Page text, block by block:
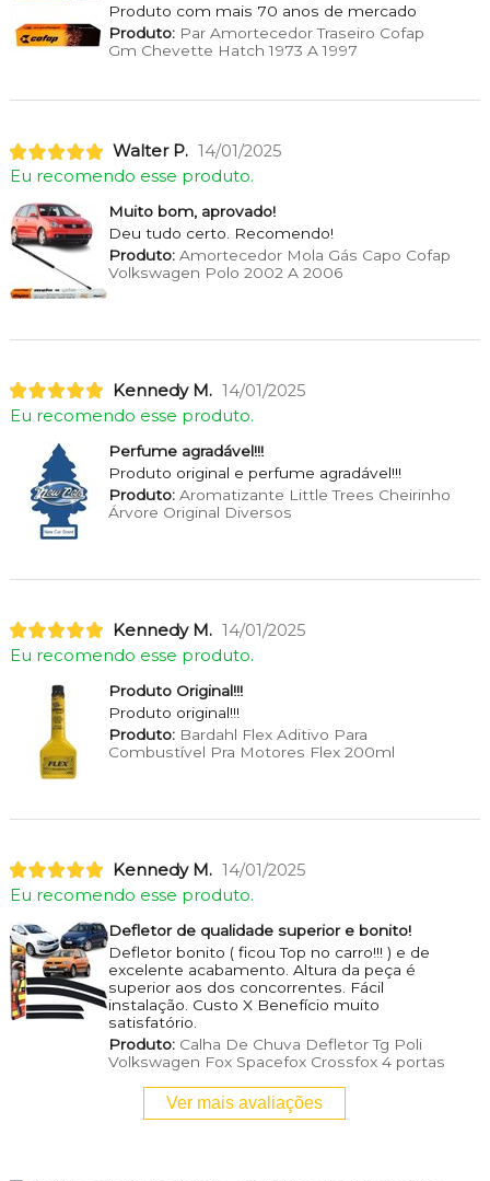
Produto com mais 70 anos de mercado
Produto:Par Amortecedor Traseiro Cofap
Gm Chevette Hatch 1973 A 1997
Walter P. 14/01/2025
Eu recomendo esse produto.
Muito bom, aprovado!
Deu tudo certo. Recomendo!
Produto:Amortecedor Mola Gás Capo Cofap
Volkswagen Polo 2002 A 2006
Kennedy M. 14/01/2025
Eu recomendo esse produto.
Perfume agradável!!!
Produto original e perfume agradável!!!
Produto:Aromatizante Little Trees Cheirinho
Árvore Original Diversos
Kennedy M. 14/01/2025
Eu recomendo esse produto.
Produto Original!!!
Produto original!!!
Produto:Bardahl Flex Aditivo Para
Combustível Pra Motores Flex 200ml
Kennedy M. 14/01/2025
Eu recomendo esse produto.
Defletor de qualidade superior e bonito!
Defletor bonito ( ficou Top no carro!!! ) e de
excelente acabamento. Altura da peça é
superior aos dos concorrentes. Fácil
instalação. Custo X Benefício muito
satisfatório.
Produto:Calha De Chuva Defletor Tg Poli
Volkswagen Fox Spacefox Crossfox 4 portas
Ver mais avaliações